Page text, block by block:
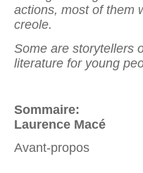
actions, most of them
creole.
Some are storytellers
literature for young
Sommaire:
Laurence Macé
Avant-propos